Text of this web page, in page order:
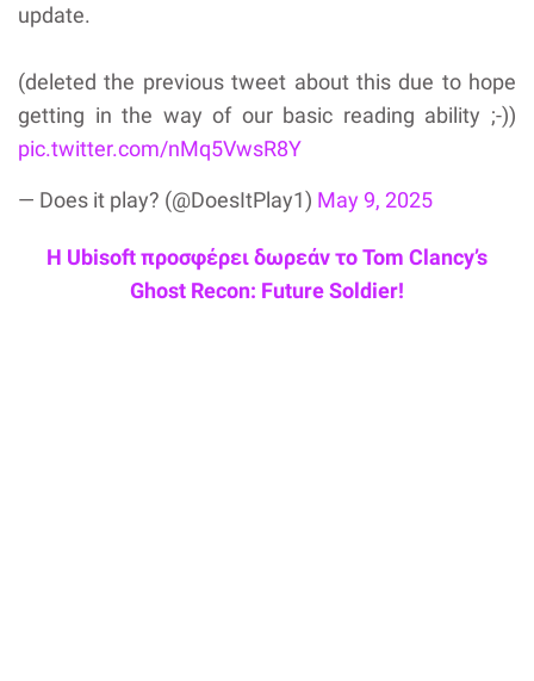
update.
(deleted the previous tweet about this due to hope
getting in the way of our basic reading ability ;-))
pic.twitter.com/nMq5VwsR8Y
— Does it play? (@DoesItPlay1) May 9, 2025
Η Ubisoft προσφέρει δωρεάν το Tom Clancy’s
Ghost Recon: Future Soldier!